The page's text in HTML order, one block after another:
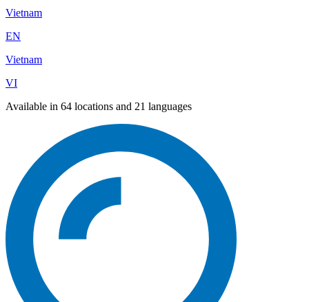
Vietnam
EN
Vietnam
VI
Available in 64 locations and 21 languages